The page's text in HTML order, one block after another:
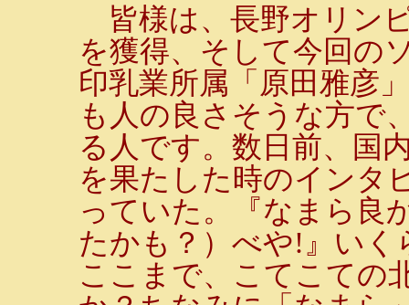
皆様は、長野オリン
を獲得、そして今回の
印乳業所属「原田雅彦
も人の良さそうな方で
る人です。数日前、国
を果たした時のインタ
っていた。『なまら良
たかも？）べや!』いく
ここまで、こてこての